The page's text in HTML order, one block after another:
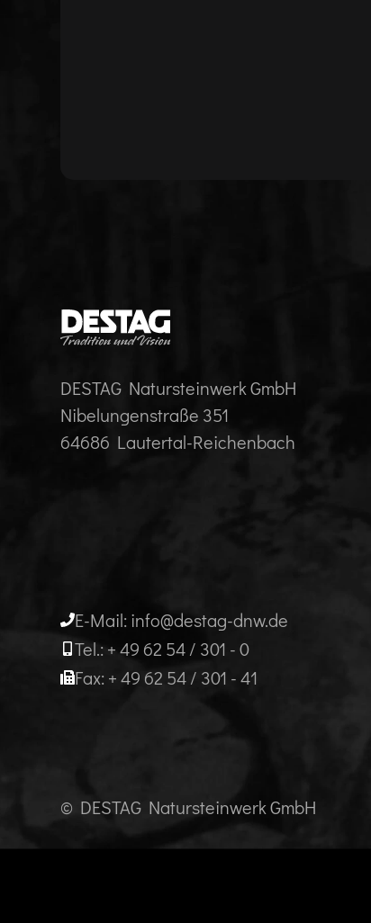
DESTAG Natursteinwerk GmbH
Nibelungenstraße 351
64686 Lautertal-Reichenbach
E-Mail: info@destag-dnw.de
Tel.: + 49 62 54 / 301 - 0
Fax: + 49 62 54 / 301 - 41
© DESTAG Natursteinwerk GmbH